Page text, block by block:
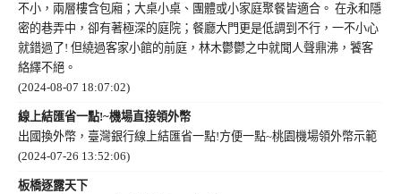
不小，兩層樓含包廂；大桌小桌、團體或小家庭聚餐皆適合。 在永和隱
密的巷弄中，卻有著極深的庭院；餐廳大門更是低調到不行，一不小心
就錯過了! 但繞過客家小館的前庭，林木鬱鬱之中就聞人聲鼎沸，饕客
絡繹不絕。
(2024-08-07 18:07:02)
線上結匯省一點!~機場直接領外幣
出國換外幣，臺灣銀行線上結匯省一點!方便一點~桃園機場領外幣示範
(2024-07-26 13:52:06)
板橋逐露天下